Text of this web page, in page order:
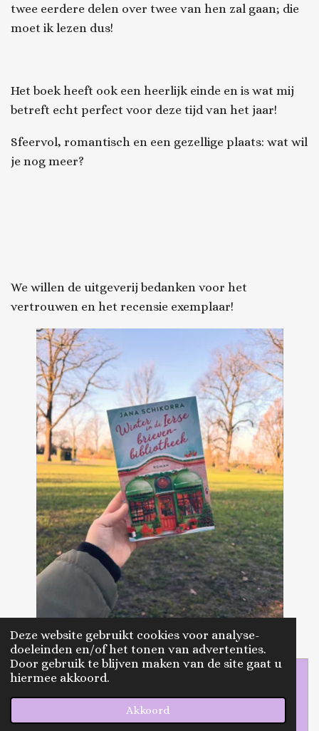
Deze website gebruikt cookies voor analyse-
doeleinden en/of het tonen van advertenties.
Door gebruik te blijven maken van de site gaat u
hiermee akkoord.
Akkoord
twee eerdere delen over twee van hen zal gaan; die
moet ik lezen dus!
Het boek heeft ook een heerlijk einde en is wat mij
betreft echt perfect voor deze tijd van het jaar!
Sfeervol, romantisch en een gezellige plaats: wat wil
je nog meer?
We willen de uitgeverij bedanken voor het
vertrouwen en het recensie exemplaar!
Maak jouw eigen website met
JouwWeb